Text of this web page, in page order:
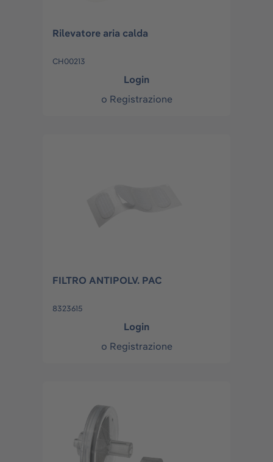
Rilevatore aria calda
CH00213
Login
o Registrazione
FILTRO ANTIPOLV. PAC
8323615
Login
o Registrazione